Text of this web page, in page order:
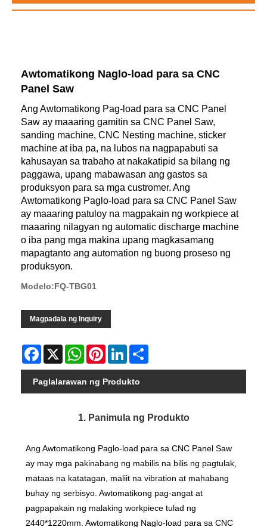
Awtomatikong Naglo-load para sa CNC
Panel Saw
Ang Awtomatikong Pag-load para sa CNC Panel
Saw ay maaaring gamitin sa CNC Panel Saw,
sanding machine, CNC Nesting machine, sticker
machine at iba pa, na lubos na nagpapabuti sa
kahusayan sa trabaho at nakakatipid sa bilang ng
paggawa, upang mabawasan ang gastos sa
produksyon para sa mga custromer. Ang
Awtomatikong Paglo-load para sa CNC Panel Saw
ay maaaring patuloy na magpakain ng workpiece at
maaaring nilagyan ng automatic discharge machine
o iba pang mga makina upang magkasamang
mapagtanto ang automation ng buong proseso ng
produksyon.
Modelo:FQ-TBG01
Magpadala ng Inquiry
Facebook
X WhatsAppPinterestLinkedIn
Paglalarawan ng Produkto
1. Panimula ng Produkto
Ang Awtomatikong Paglo-load para sa CNC Panel Saw
ay may mga pakinabang ng mabilis na bilis ng pagtulak,
mataas na katatagan, maliit na vibration at mahabang
buhay ng serbisyo. Awtomatikong pag-angat at
pagpapakain ng malaking workpiece tulad ng
2440*1220mm. Awtomatikong Naglo-load para sa CNC